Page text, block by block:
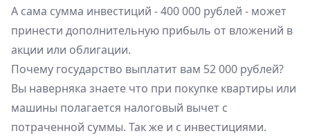
А сама сумма инвестиций - 400 000 рублей - может
принести дополнительную прибыль от вложений в
акции или облигации.
Почему государство выплатит вам 52 000 рублей?
Вы наверняка знаете что при покупке квартиры или
машины полагается налоговый вычет с
потраченной суммы. Так же и с инвестициями.